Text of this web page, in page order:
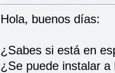
Hola, buenos días:
¿Sabes si está en
¿Se puede instalar